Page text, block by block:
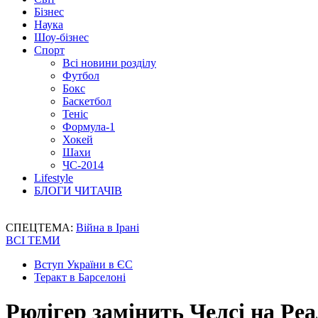
Бізнес
Наука
Шоу-бізнес
Спорт
Всі новини розділу
Футбол
Бокс
Баскетбол
Теніс
Формула-1
Хокей
Шахи
ЧС-2014
Lifestyle
БЛОГИ ЧИТАЧІВ
СПЕЦТЕМА: Війна в Ірані
ВСІ ТЕМИ
Вступ України в ЄС
Теракт в Барселоні
Рюдігер замінить Челсі на